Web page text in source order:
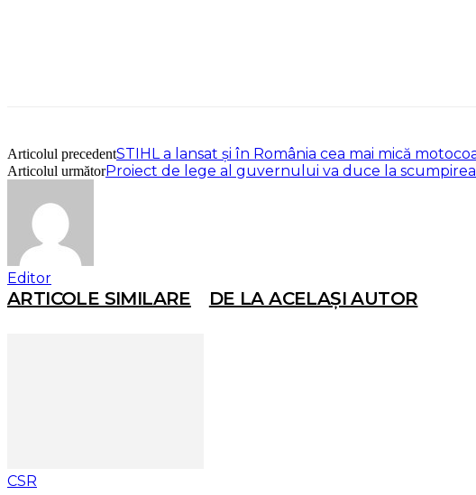
Articolul precedentSTIHL a lansat și în România cea mai mică
Articolul următorProiect de lege al guvernului va duce la
Editor
ARTICOLE SIMILARE DE LA ACELAȘI AUTOR
CSR